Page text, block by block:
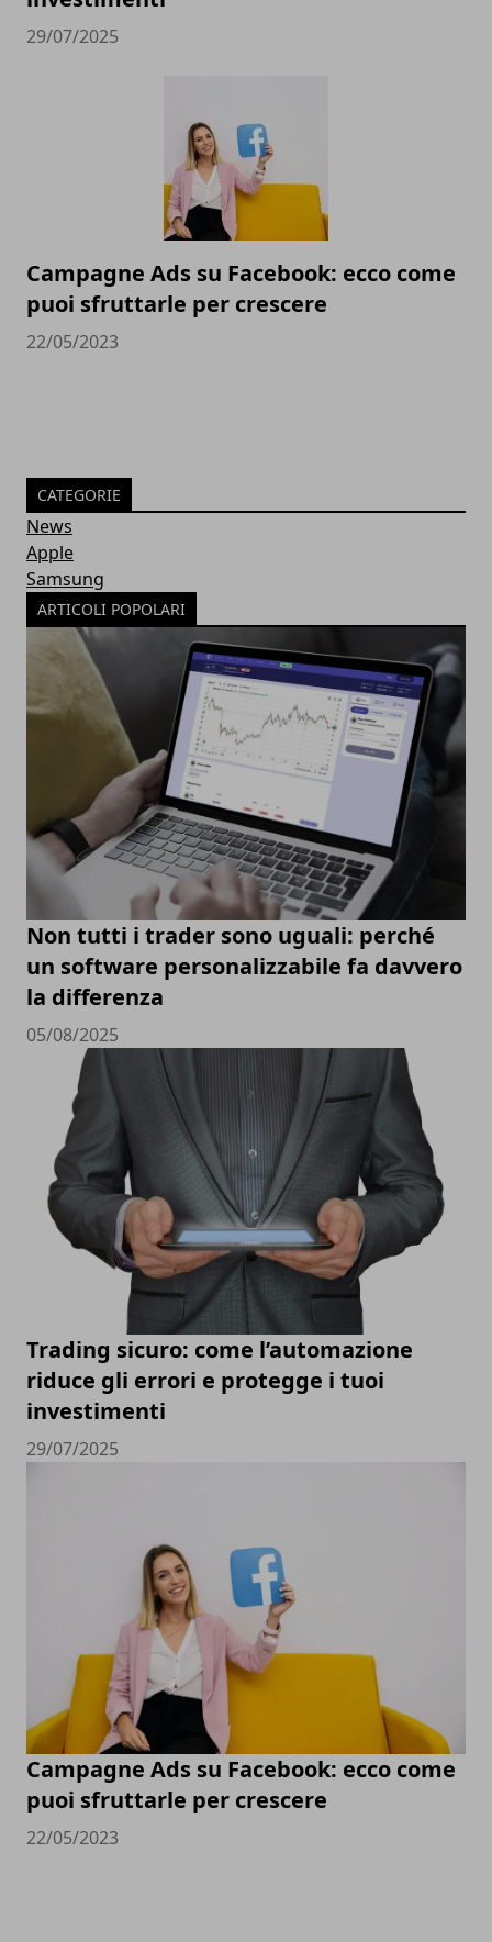
29/07/2025
Campagne Ads su Facebook: ecco come
puoi sfruttarle per crescere
22/05/2023
CATEGORIE
News
Apple
Samsung
ARTICOLI POPOLARI
Non tutti i trader sono uguali: perché
un software personalizzabile fa davvero
la differenza
05/08/2025
Trading sicuro: come l’automazione
riduce gli errori e protegge i tuoi
investimenti
29/07/2025
Campagne Ads su Facebook: ecco come
puoi sfruttarle per crescere
22/05/2023